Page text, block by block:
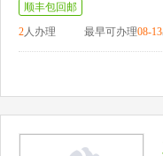
顺丰包回邮
2人办理 最早可办理08-13